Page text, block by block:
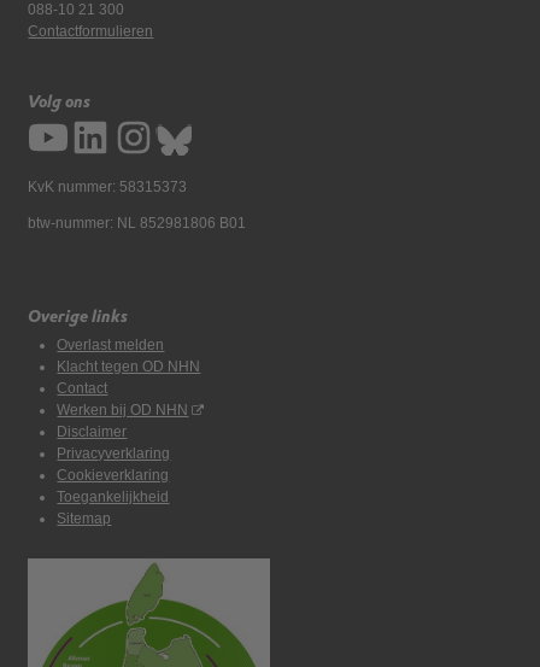
088-10 21 300
Contactformulieren
Volg ons
KvK nummer: 58315373
btw-nummer: NL 852981806 B01
Overige links
Overlast melden
Klacht tegen OD NHN
Contact
Werken bij OD NHN
Disclaimer
Privacyverklaring
Cookieverklaring
Toegankelijkheid
Sitemap